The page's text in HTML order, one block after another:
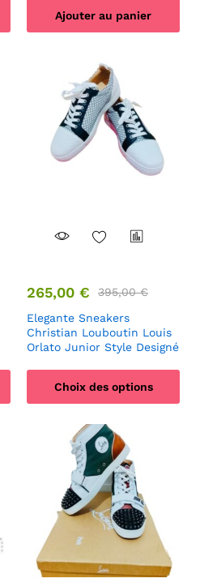
Ajouter au panier
265,00 € 395,00€
Elegante Sneakers
Christian Louboutin Louis
Orlato Junior Style Designé
Choix des options